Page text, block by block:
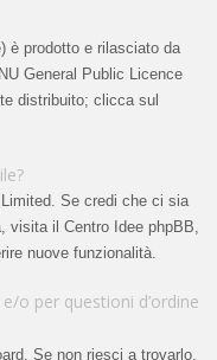
è prodotto e rilasciato da
General Public Licence
distribuito; clicca sul
Se credi che ci sia
visita il Centro Idee phpBB,
nuove funzionalità.
o per questioni d’ordine
Se non riesci a trovarlo,